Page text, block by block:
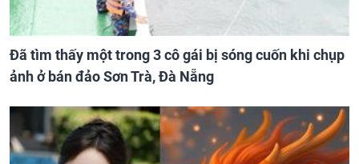
Đã tìm thấy một trong 3 cô gái bị sóng cuốn khi chụp
ảnh ở bán đảo Sơn Trà, Đà Nẵng